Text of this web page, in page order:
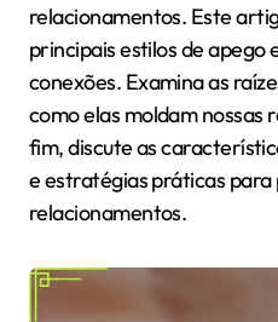
relacionamentos. Este
principais estilos de apego
conexões. Examina as
como elas moldam nossas
fim, discute as
e estratégias práticas
relacionamentos.